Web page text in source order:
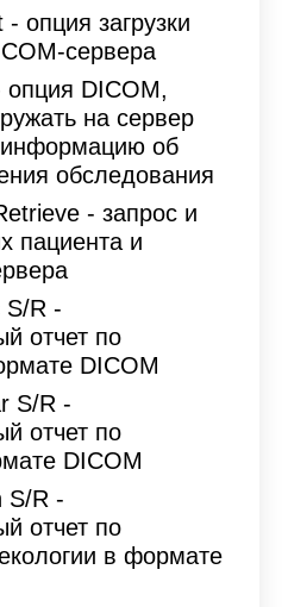
опция загрузки
сервера
DICOM,
на сервер
об
обследования
- запрос и
пациента и
S/R -
отчет по
DICOM
S/R -
отчет по
DICOM
S/R -
отчет по
в формате